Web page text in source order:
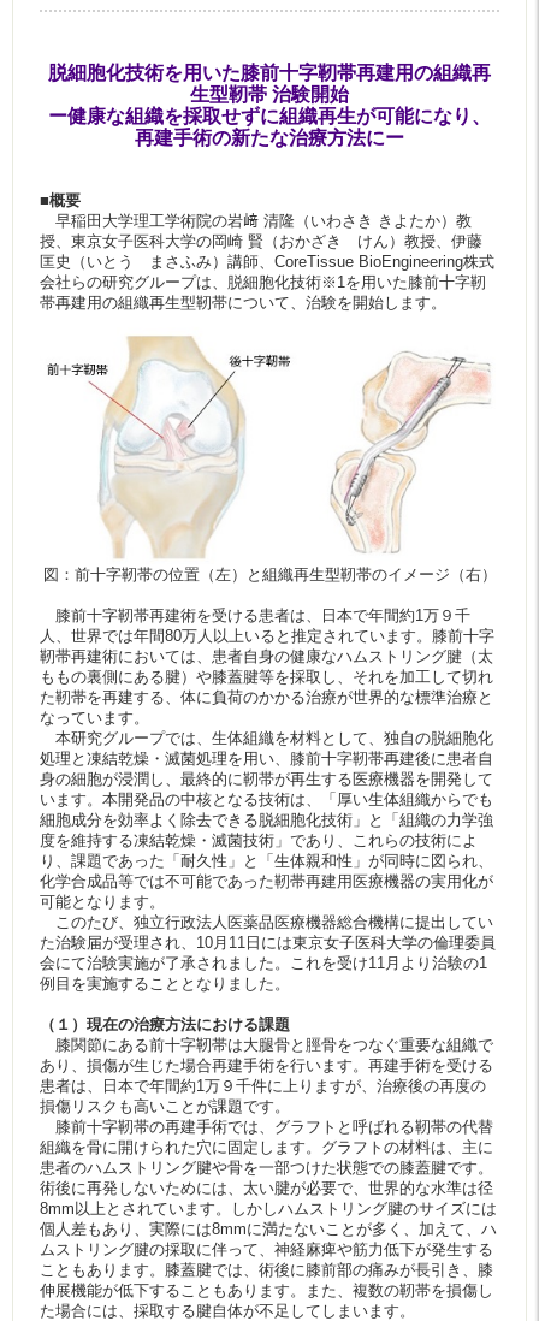
脱細胞化技術を用いた膝前十字靭帯再建用の組織再
生型靭帯 治験開始
ー健康な組織を採取せずに組織再生が可能になり、
再建手術の新たな治療方法にー
■概要
早稲田大学理工学術院の岩﨑 清隆（いわさき きよたか）教
授、東京女子医科大学の岡崎 賢（おかざき けん）教授、伊藤
匡史（いとう まさふみ）講師、CoreTissue BioEngineering株式
会社らの研究グループは、脱細胞化技術※1を用いた膝前十字靭
帯再建用の組織再生型靭帯について、治験を開始します。
図：前十字靭帯の位置（左）と組織再生型靭帯のイメージ（右）
膝前十字靭帯再建術を受ける患者は、日本で年間約1万９千
人、世界では年間80万人以上いると推定されています。膝前十字
靭帯再建術においては、患者自身の健康なハムストリング腱（太
ももの裏側にある腱）や膝蓋腱等を採取し、それを加工して切れ
た靭帯を再建する、体に負荷のかかる治療が世界的な標準治療と
なっています。
本研究グループでは、生体組織を材料として、独自の脱細胞化
処理と凍結乾燥・滅菌処理を用い、膝前十字靭帯再建後に患者自
身の細胞が浸潤し、最終的に靭帯が再生する医療機器を開発して
います。本開発品の中核となる技術は、「厚い生体組織からでも
細胞成分を効率よく除去できる脱細胞化技術」と「組織の力学強
度を維持する凍結乾燥・滅菌技術」であり、これらの技術によ
り、課題であった「耐久性」と「生体親和性」が同時に図られ、
化学合成品等では不可能であった靭帯再建用医療機器の実用化が
可能となります。
このたび、独立行政法人医薬品医療機器総合機構に提出してい
た治験届が受理され、10月11日には東京女子医科大学の倫理委員
会にて治験実施が了承されました。これを受け11月より治験の1
例目を実施することとなりました。
（１）現在の治療方法における課題
膝関節にある前十字靭帯は大腿骨と脛骨をつなぐ重要な組織で
あり、損傷が生じた場合再建手術を行います。再建手術を受ける
患者は、日本で年間約1万９千件に上りますが、治療後の再度の
損傷リスクも高いことが課題です。
膝前十字靭帯の再建手術では、グラフトと呼ばれる靭帯の代替
組織を骨に開けられた穴に固定します。グラフトの材料は、主に
患者のハムストリング腱や骨を一部つけた状態での膝蓋腱です。
術後に再発しないためには、太い腱が必要で、世界的な水準は径
8mm以上とされています。しかしハムストリング腱のサイズには
個人差もあり、実際には8mmに満たないことが多く、加えて、ハ
ムストリング腱の採取に伴って、神経麻痺や筋力低下が発生する
こともあります。膝蓋腱では、術後に膝前部の痛みが長引き、膝
伸展機能が低下することもあります。また、複数の靭帯を損傷し
た場合には、採取する腱自体が不足してしまいます。